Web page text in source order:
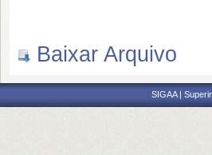
Baixar Arquivo
SIGAA |